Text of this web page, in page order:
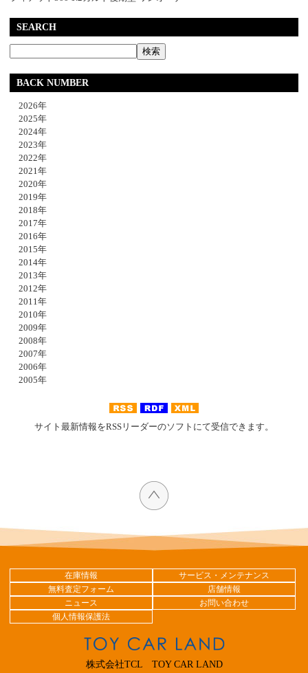
SEARCH
BACK NUMBER
2026年
2025年
2024年
2023年
2022年
2021年
2020年
2019年
2018年
2017年
2016年
2015年
2014年
2013年
2012年
2011年
2010年
2009年
2008年
2007年
2006年
2005年
サイト最新情報をRSSリーダーのソフトにて受信できます。
在庫情報
サービス・メンテナンス
無料査定フォーム
店舗情報
ニュース
お問い合わせ
個人情報保護法
株式会社TCL TOY CAR LAND